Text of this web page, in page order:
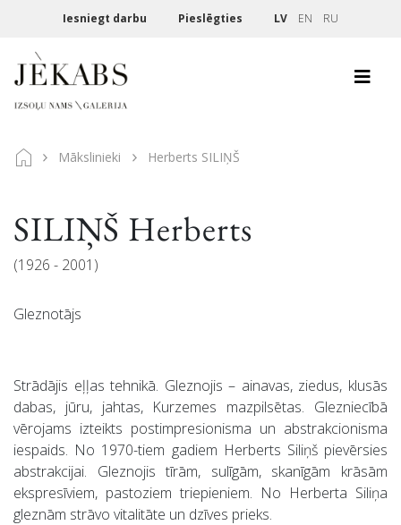
Iesniegt darbu Pieslēgties LV EN RU
Mākslinieki Herberts SILIŅŠ
SILIŅŠ Herberts
(1926 - 2001)
Gleznotājs
Strādājis eļļas tehnikā. Gleznojis – ainavas, ziedus, klusās
dabas, jūru, jahtas, Kurzemes mazpilsētas. Glezniecībā
vērojams izteikts postimpresionisma un abstrakcionisma
iespaids. No 1970-tiem gadiem Herberts Siliņš pievērsies
abstrakcijai. Gleznojis tīrām, sulīgām, skanīgām krāsām
ekspresīviem, pastoziem triepieniem. No Herberta Siliņa
gleznām strāvo vitalitāte un dzīves prieks.